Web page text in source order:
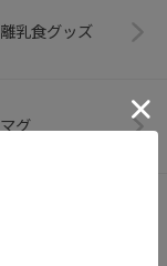
離乳食グッズ
マグ